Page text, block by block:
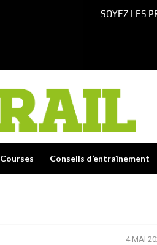
Courses Conseils d’entraînement
4 MAI
/
SOYEZ LES